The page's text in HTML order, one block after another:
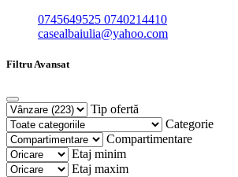
0745649525 0740214410
casealbaiulia@yahoo.com
Filtru Avansat
Tip ofertă
Categorie
Compartimentare
Etaj minim
Etaj maxim